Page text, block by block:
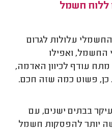
ללוח חשמל
עלולות לגרום
החשמל, ואפילו
עודף לכיוון האדמה,
כן, פשוט כמה שזה חכם.
בבתים ישנים, עם
יותר להפסקות חשמל